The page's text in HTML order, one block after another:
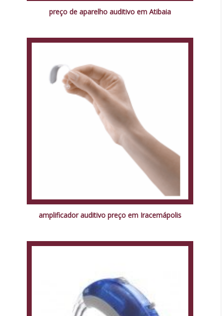
preço de aparelho auditivo em Atibaia
amplificador auditivo preço em Iracemápolis